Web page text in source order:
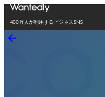
400万人が利用するビジネスSNS